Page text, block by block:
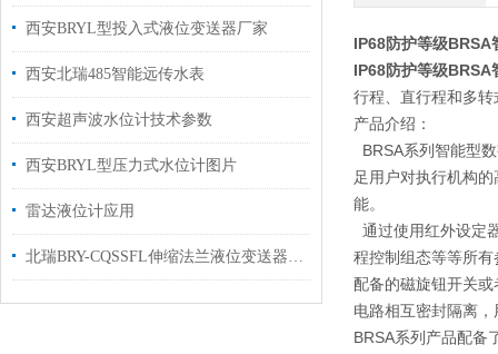
西安BRYL型投入式液位变送器厂家
西安北瑞485智能远传水表
西安超声波水位计技术参数
西安BRYL型压力式水位计图片
雷达液位计应用
北瑞BRY-CQSSFL伸缩法兰液位变送器销售
IP68防护等级BRSA
IP68防护等级BRSA
行程、直行程和多
产品介绍：
BRSA系列智能型
足用户对执行机构
能。
通过使用红外设定
程控制组态等等所
配备的磁旋钮开关
电路相互密封隔离
BRSA系列产品配备